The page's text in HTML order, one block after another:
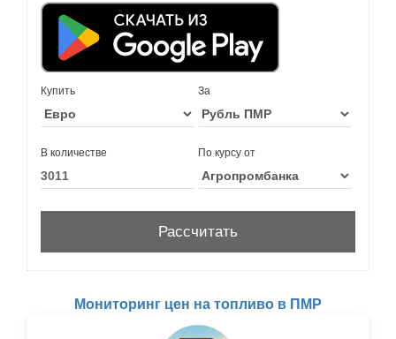
Купить За
В количестве По курсу от
Мониторинг цен на топливо в ПМР